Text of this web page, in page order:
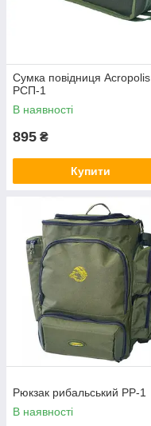
Сумка повідниця Acropolis
РСП-1
В наявності
895 ₴
Купити
Рюкзак рибальський РР-1
В наявності